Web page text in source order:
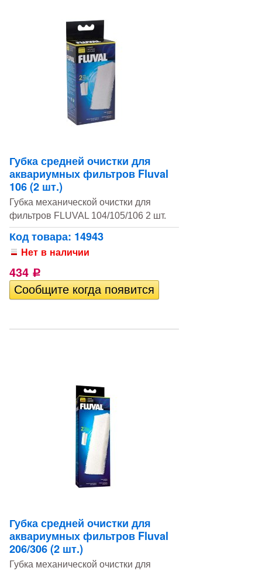
Губка средней очистки для
аквариумных фильтров Fluval
106 (2 шт.)
Губка механической очистки для
фильтров FLUVAL 104/105/106 2 шт.
Код товара: 14943
Нет в наличии
434 Р
Губка средней очистки для
аквариумных фильтров Fluval
206/306 (2 шт.)
Губка механической очистки для